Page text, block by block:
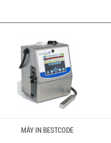
MÁY IN BESTCODE